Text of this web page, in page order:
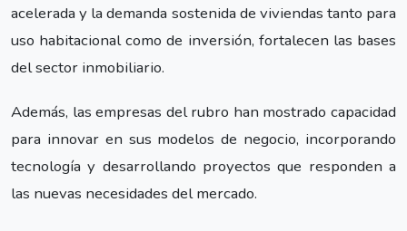
acelerada y la demanda sostenida de viviendas tanto para
uso habitacional como de inversión, fortalecen las bases
del sector inmobiliario.
Además, las empresas del rubro han mostrado capacidad
para innovar en sus modelos de negocio, incorporando
tecnología y desarrollando proyectos que responden a
las nuevas necesidades del mercado.